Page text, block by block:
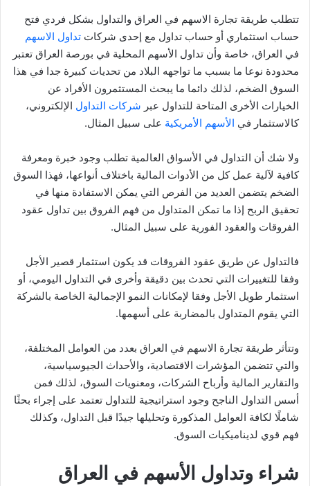
تتطلب طريقة تجارة الاسهم في العراق والتداول بشكل فردي فتح
حساب استثماري أو حساب تداول مع إحدى شركات تداول الاسهم
في العراق، خاصة وأن تداول الأسهم المحلية في بورصة العراق تعتبر
محدودة نوعا ما بسبب ما تواجهه البلاد من تحديات كبيرة جدا في هذا
السوق الضخم، لذلك دائما ما يبحث المستثمرون الأفراد عن
الخيارات الأخرى المتاحة للتداول عبر شركات التداول الإلكتروني،
كالاستثمار في الأسهم الأمريكية على سبيل المثال.
ولا شك أن التداول في الأسواق العالمية تطلب وجود خبرة ومعرفة
كافية لآلية عمل كل من الأدوات المالية باختلاف أنواعها، فهذا السوق
الضخم يتضمن العديد من الفرص التي يمكن الاستفادة منها في
تحقيق الربح إذا ما تمكن المتداول من فهم الفروق بين تداول عقود
الفروقات والعقود الفورية على سبيل المثال.
فالتداول عن طريق عقود الفروقات قد يكون استثمار قصير الأجل
وفقا للتغييرات التي تحدث بين دقيقة وأخرى في التداول اليومي، أو
استثمار طويل الأجل وفقا لإمكانات النمو الإجمالية الخاصة بالشركة
التي يقوم المتداول بالمضاربة على أسهمها.
وتتأثر طريقة تجارة الاسهم في العراق بعدد من العوامل المختلفة،
والتي تتضمن المؤشرات الاقتصادية، والأحداث الجيوسياسية،
والتقارير المالية وأرباح الشركات، ومعنويات السوق، لذلك فمن
أسس التداول الناجح وجود استراتيجية للتداول تعتمد على إجراء بحثًا
شاملًا لكافة العوامل المذكورة وتحليلها جيدًا قبل التداول، وكذلك
فهم قوي لديناميكيات السوق.
شراء وتداول الأسهم في العراق